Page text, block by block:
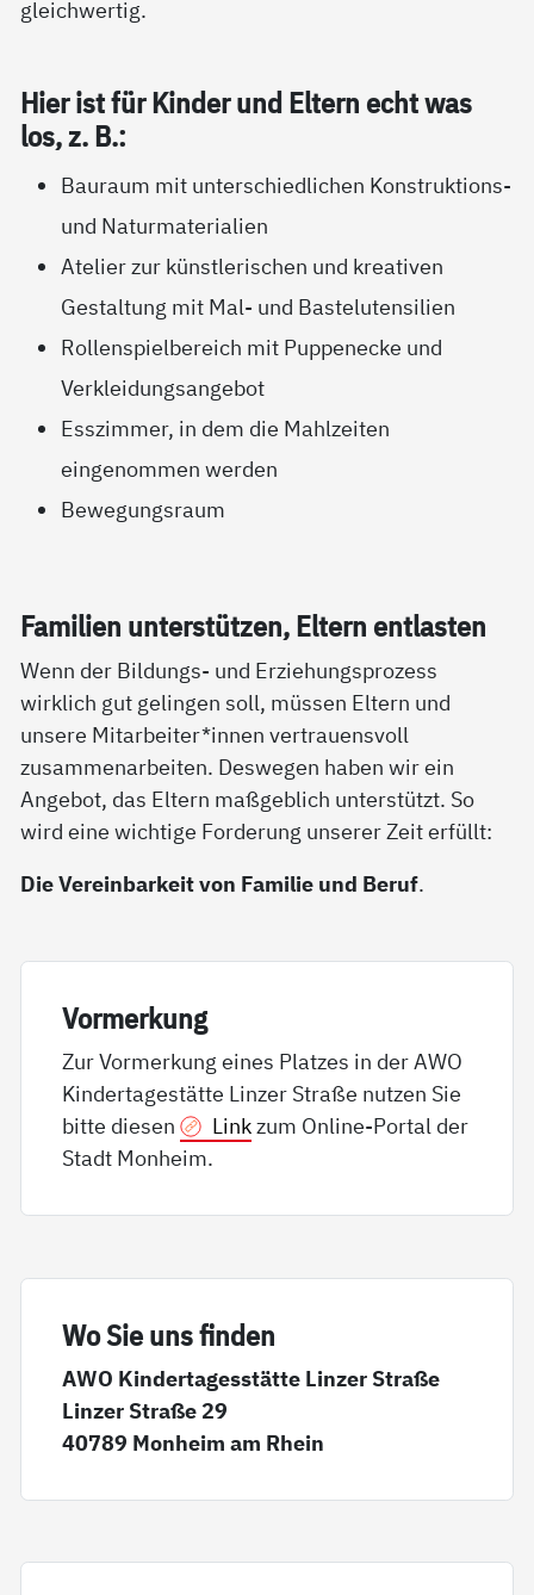
gleichwertig.
Hier ist für Kin­der und El­tern echt was
los, z. B.:
Bauraum mit unterschiedlichen Konstruktions-
und Naturmaterialien
Atelier zur künstlerischen und kreativen
Gestaltung mit Mal- und Bastelutensilien
Rollenspielbereich mit Puppenecke und
Verkleidungsangebot
Esszimmer, in dem die Mahlzeiten
eingenommen werden
Bewegungsraum
Fa­mi­li­en un­ter­stüt­zen, El­tern ent­las­ten
Wenn der Bildungs- und Erziehungsprozess
wirklich gut gelingen soll, müssen Eltern und
unsere Mitarbeiter*innen vertrauensvoll
zusammenarbeiten. Deswegen haben wir ein
Angebot, das Eltern maßgeblich unterstützt. So
wird eine wichtige Forderung unserer Zeit erfüllt:
Die Vereinbarkeit von Familie und Beruf.
Vor­mer­kung
Zur Vormerkung eines Platzes in der AWO
Kindertagestätte Linzer Straße nutzen Sie
bitte diesen
Linkzum Online-Portal der
Stadt Monheim.
Wo Sie uns fin­den
AWO Kindertagesstätte Linzer Straße
Linzer Straße 29
40789 Monheim am Rhein